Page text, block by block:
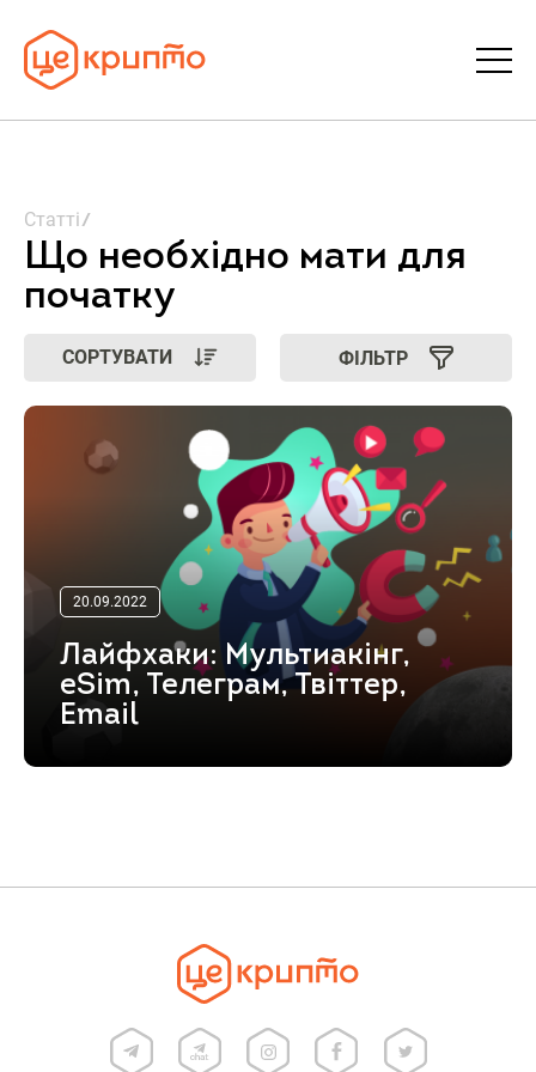
Про ЦеКрипто
Увійти | Реєстрація
Статті
Що необхідно мати для
початку
СОРТУВАТИ ФІЛЬТР
20.09.2022
Лайфхаки: Мультиакінг,
eSim, Телеграм, Твіттер,
Email